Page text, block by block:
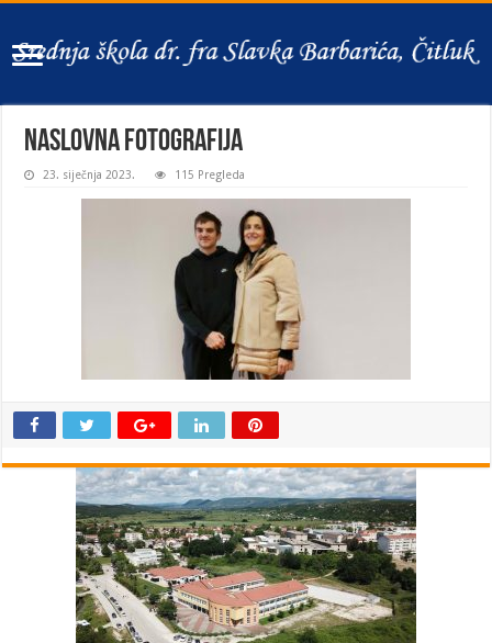
naslovna fotografija
23. siječnja 2023. 115 Pregleda